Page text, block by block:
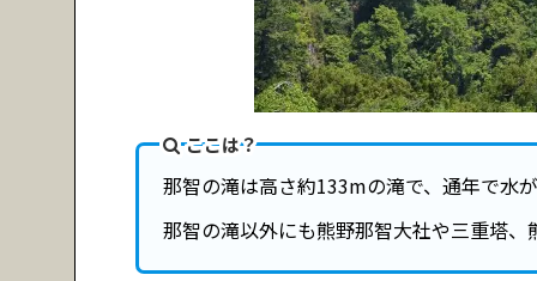
ここは？
那智の滝は高さ約133mの滝で、通年で水
那智の滝以外にも熊野那智大社や三重塔